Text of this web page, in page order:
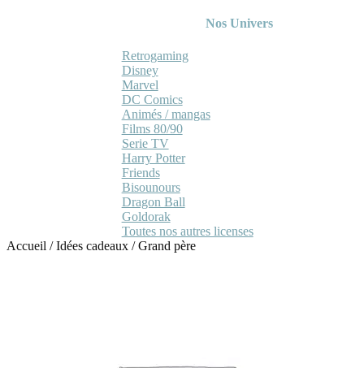
Nos Univers
Retrogaming
Disney
Marvel
DC Comics
Animés / mangas
Films 80/90
Serie TV
Harry Potter
Friends
Bisounours
Dragon Ball
Goldorak
Toutes nos autres licenses
Accueil /Idées cadeaux /Grand père